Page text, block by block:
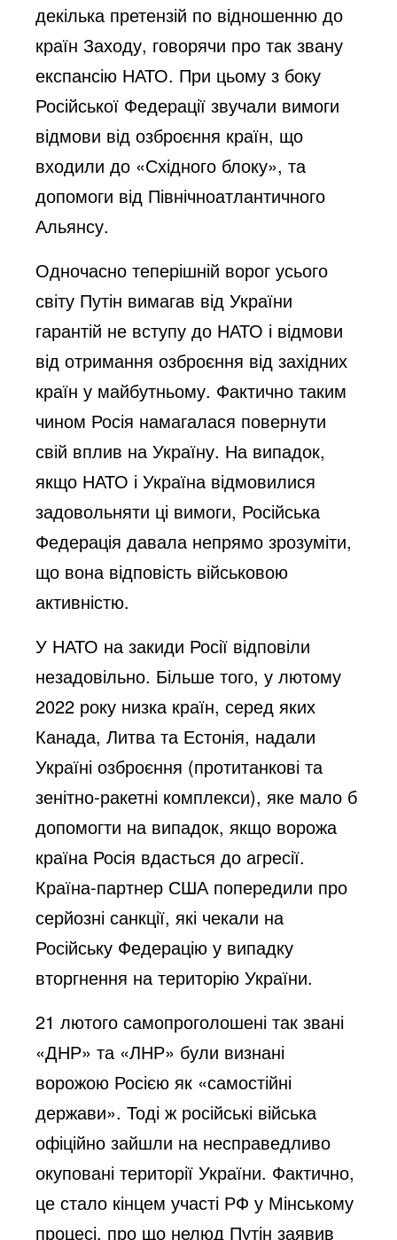
декілька претензій по відношенню до
країн Заходу, говорячи про так звану
експансію НАТО. При цьому з боку
Російської Федерації звучали вимоги
відмови від озброєння країн, що
входили до «Східного блоку», та
допомоги від Північноатлантичного
Альянсу.
Одночасно теперішній ворог усього
світу Путін вимагав від України
гарантій не вступу до НАТО і відмови
від отримання озброєння від західних
країн у майбутньому. Фактично таким
чином Росія намагалася повернути
свій вплив на Україну. На випадок,
якщо НАТО і Україна відмовилися
задовольняти ці вимоги, Російська
Федерація давала непрямо зрозуміти,
що вона відповість військовою
активністю.
У НАТО на закиди Росії відповіли
незадовільно. Більше того, у лютому
2022 року низка країн, серед яких
Канада, Литва та Естонія, надали
Україні озброєння (протитанкові та
зенітно-ракетні комплекси), яке мало б
допомогти на випадок, якщо ворожа
країна Росія вдасться до агресії.
Країна-партнер США попередили про
серйозні санкції, які чекали на
Російську Федерацію у випадку
вторгнення на територію України.
21 лютого самопроголошені так звані
«ДНР» та «ЛНР» були визнані
ворожою Росією як «самостійні
держави». Тоді ж російські війська
офіційно зайшли на несправедливо
окуповані території України. Фактично,
це стало кінцем участі РФ у Мінському
процесі, про що нелюд Путін заявив